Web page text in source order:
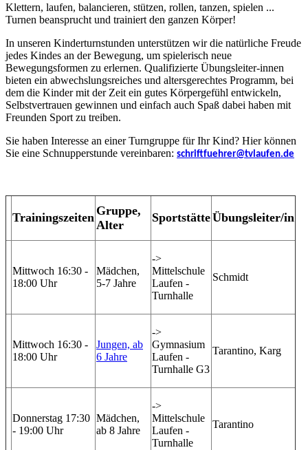
Klettern, laufen, balancieren, stützen, rollen, tanzen, spielen ...
Turnen beansprucht und trainiert den ganzen Körper!
In unseren Kinderturnstunden unterstützen wir die natürliche Freude
jedes Kindes an der Bewegung, um spielerisch neue
Bewegungsformen zu erlernen. Qualifizierte Übungsleiter-innen
bieten ein abwechslungsreiches und altersgerechtes Programm, bei
dem die Kinder mit der Zeit ein gutes Körpergefühl entwickeln,
Selbstvertrauen gewinnen und einfach auch Spaß dabei haben mit
Freunden Sport zu treiben.
Sie haben Interesse an einer Turngruppe für Ihr Kind? Hier können
Sie eine Schnupperstunde vereinbaren: schriftfuehrer@tvlaufen.de
Trainingszeiten Gruppe,
Alter
SportstätteÜbungsleiter/in
Mittwoch 16:30 -
18:00 Uhr
Mädchen,
5-7 Jahre
->
Mittelschule
Laufen -
Turnhalle
Schmidt
Mittwoch 16:30 -
18:00 Uhr
Jungen, ab
6 Jahre
->
Gymnasium
Laufen -
Turnhalle G3
Tarantino, Karg
Donnerstag 17:30
- 19:00 Uhr
Mädchen,
ab 8 Jahre
->
Mittelschule
Laufen -
Turnhalle
Tarantino